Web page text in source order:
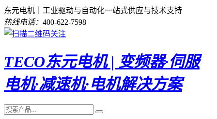
东元电机｜工业驱动与自动化一站式供应与技术支持
热线电话： 400-622-7598
TECO东元电机 | 变频器·伺服
电机·减速机·电机解决方案